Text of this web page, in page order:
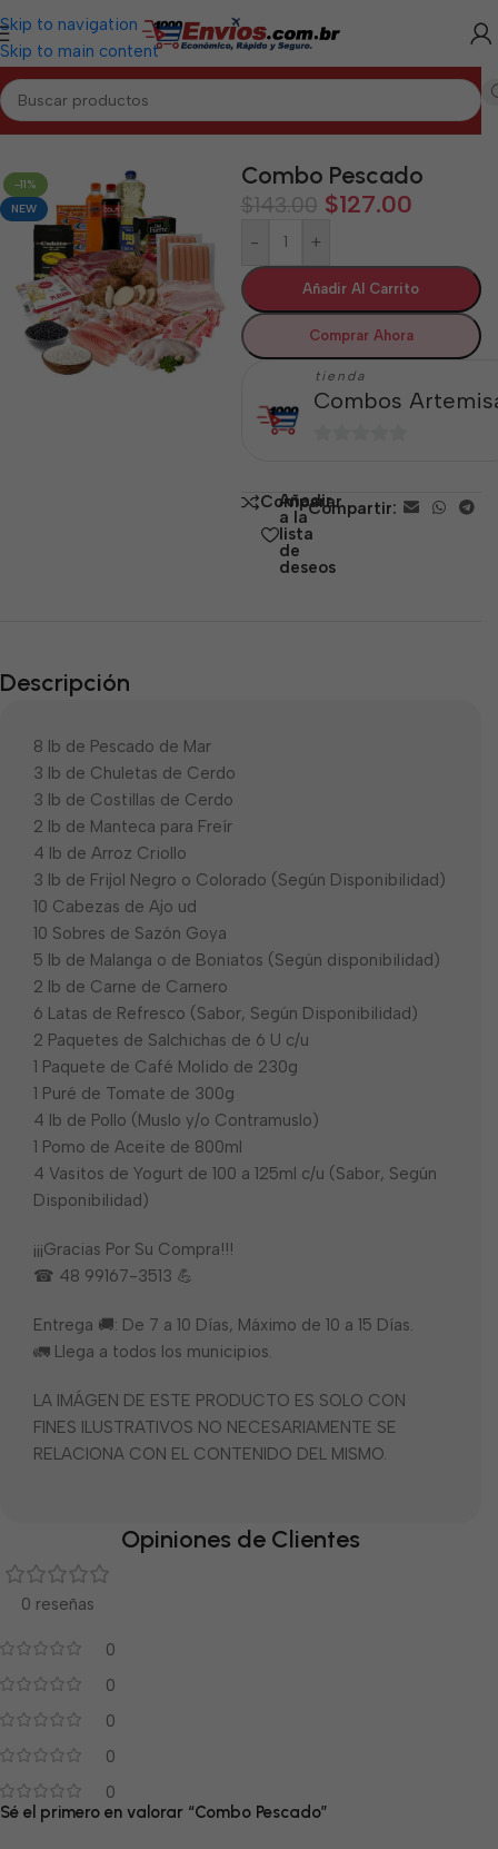
Skip to navigation
Skip to main content
Inicio/ARTEMISA/Combos Artemisa
-11%
NEW
Combo Pescado
$143.00 $127.00
- +
Añadir Al Carrito
Comprar Ahora
tienda
Combos
5
Comparar
Añadir
a la
lista
de
deseos
Compartir:
Descripción
8 lb de Pescado de Mar
3 lb de Chuletas de Cerdo
3 lb de Costillas de Cerdo
2 lb de Manteca para Freír
4 lb de Arroz Criollo
3 lb de Frijol Negro o Colorado (Según Disponibilidad)
10 Cabezas de Ajo ud
10 Sobres de Sazón Goya
5 lb de Malanga o de Boniatos (Según disponibilidad)
2 lb de Carne de Carnero
6 Latas de Refresco (Sabor, Según Disponibilidad)
2 Paquetes de Salchichas de 6 U c/u
1 Paquete de Café Molido de 230g
1 Puré de Tomate de 300g
4 lb de Pollo (Muslo y/o Contramuslo)
1 Pomo de Aceite de 800ml
4 Vasitos de Yogurt de 100 a 125ml c/u (Sabor, Según
Disponibilidad)
¡¡¡Gracias Por Su Compra!!!
☎ 48 99167-3513 💪
Entrega 🚚: De 7 a 10 Días, Máximo de 10 a 15 Días.
🚛 Llega a todos los municipios.
LA IMÁGEN DE ESTE PRODUCTO ES SOLO CON
FINES ILUSTRATIVOS NO NECESARIAMENTE SE
RELACIONA CON EL CONTENIDO DEL MISMO.
Opiniones de Clientes
0 reseñas
0
0
0
0
0
Sé el primero en valorar “Combo Pescado”